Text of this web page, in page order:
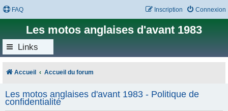
FAQ Connexion
Inscription
Les motos anglaises d'avant 1983
Links
Accueil Accueil du forum
Les motos anglaises d'avant 1983 - Politique de
confidentialité